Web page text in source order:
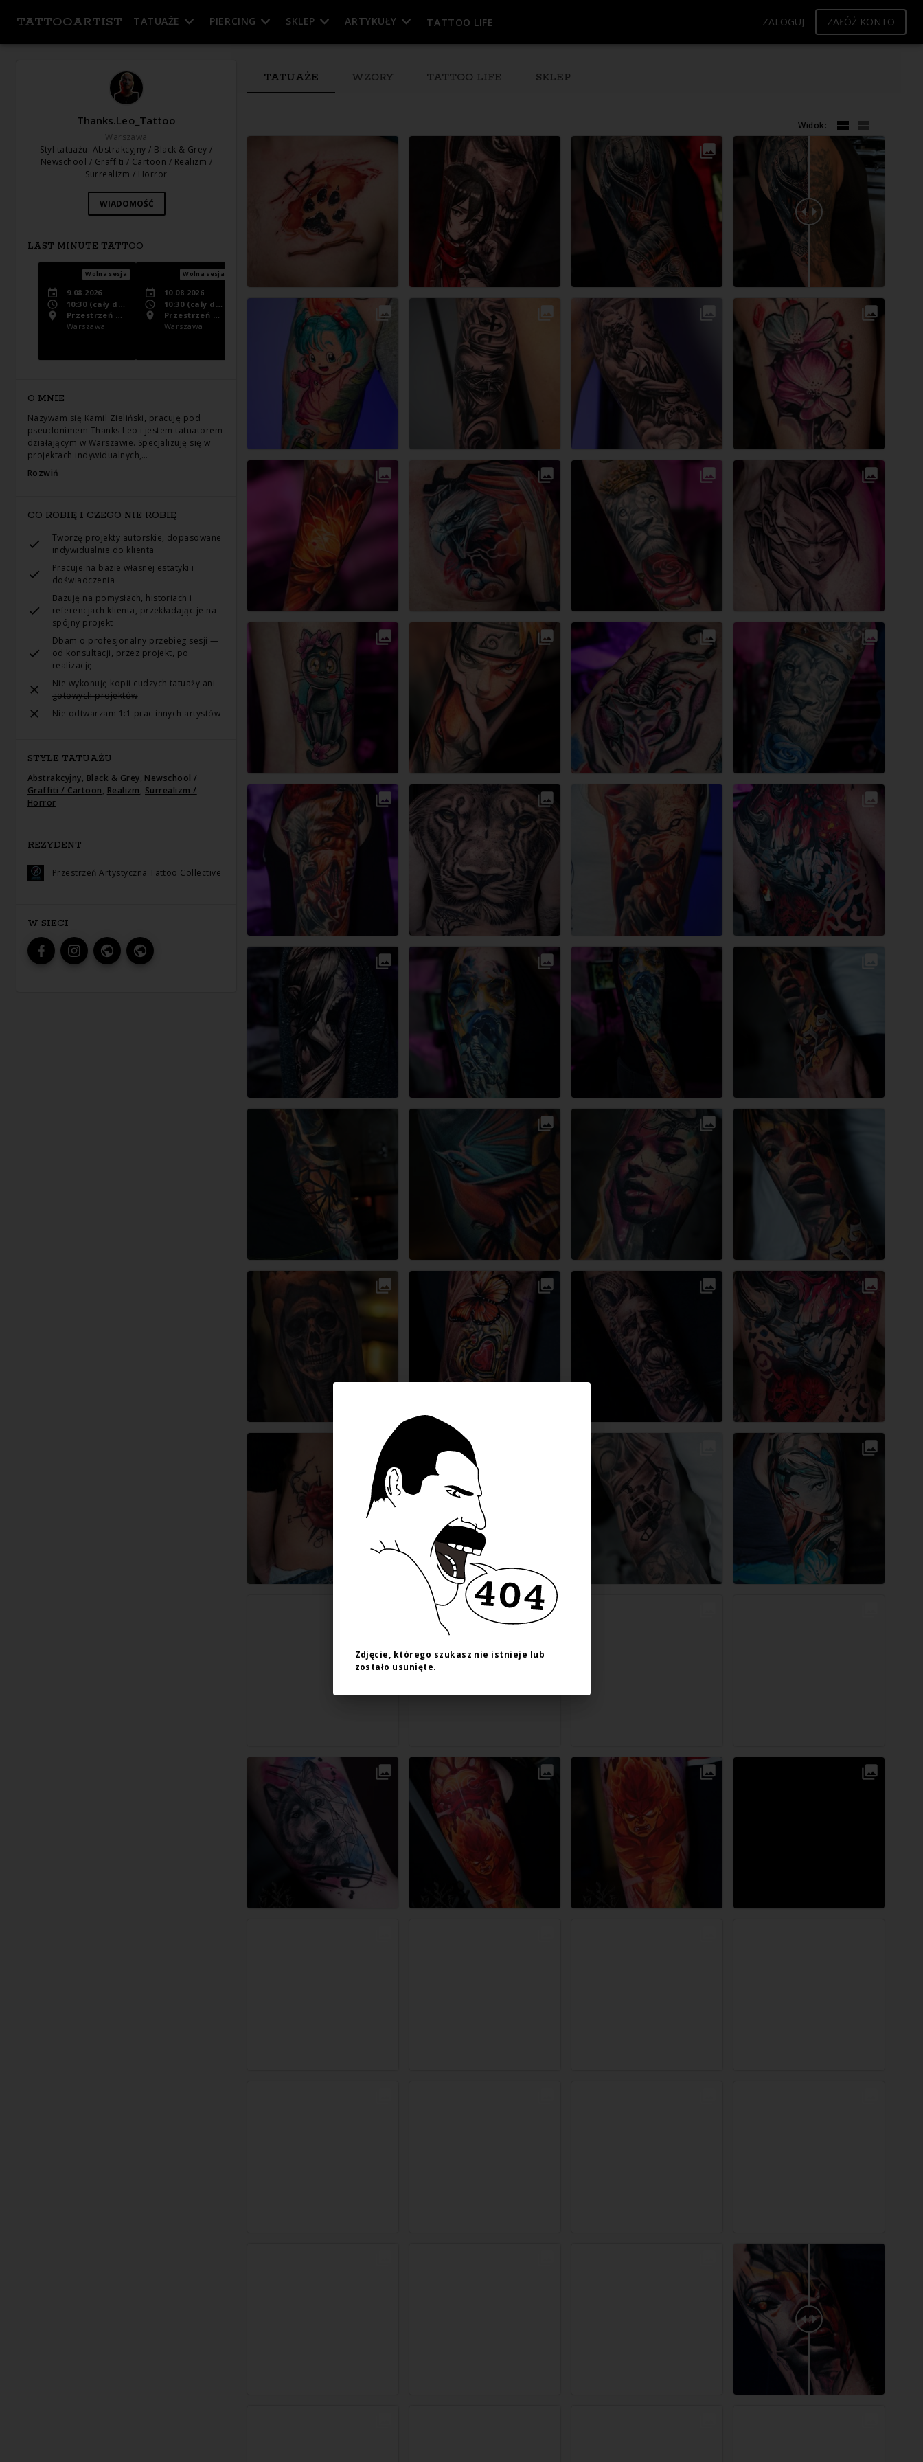
TATTOOARTIST TATUAŻE PIERCING SKLEP ARTYKUŁY TATTOO LIFE ZALOGUJ ZAŁÓŻ KONTO
Thanks.Leo_Tattoo
Warszawa
Styl tatuażu: Abstrakcyjny / Black & Grey /
Newschool / Graffiti / Cartoon / Realizm /
Surrealizm / Horror
WIADOMOŚĆ
LAST MINUTE TATTOO
Wolna sesja
9.08.2026
10:30(cały dzień)
Przestrzeń Artystyczna Tattoo Collective
Warszawa
Wolna sesja
10.08.2026
10:30(cały dzień)
Przestrzeń Artystyczna Tattoo Collective
Warszawa
Przestrzeń Artystyczna Tattoo Collective
(cały dzień)
Warszawa
(cały dzień)
Warszawa
Przestrzeń Artystyczna Tattoo Collective
Warszawa
Wolna sesja
(cały dzień)
Przestrzeń Artystyczna Tattoo Collective
Warszawa
10:30(cały dzień)
O MNIE
Nazywam się Kamil Zieliński, pracuję pod
pseudonimem Thanks Leo i jestem tatuatorem
działającym w Warszawie. Specjalizuję się w
projektach indywidualnych,…
Rozwiń
CO ROBIĘ I CZEGO NIE ROBIĘ
Tworzę projekty autorskie, dopasowane
indywidualnie do klienta
Pracuje na bazie własnej estatyki i
doświadczenia
Bazuję na pomysłach, historiach i
referencjach klienta, przekładając je na
spójny projekt
Dbam o profesjonalny przebieg sesji —
od konsultacji, przez projekt, po
realizację
Nie wykonuję kopii cudzych tatuaży ani
gotowych projektów
Nie odtwarzam 1:1 prac innych artystów
STYLE TATUAŻU
Abstrakcyjny, Black & Grey, Newschool /
Graffiti / Cartoon, Realizm, Surrealizm /
Horror
REZYDENT
Przestrzeń Artystyczna Tattoo Collective
W SIECI
TATUAŻE WZORY TATTOO LIFE SKLEP
Widok:
Zdjęcie, którego szukasz nie istnieje lub
zostało usunięte.